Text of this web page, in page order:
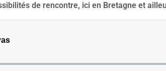
de rencontre, ici en Bretagne et